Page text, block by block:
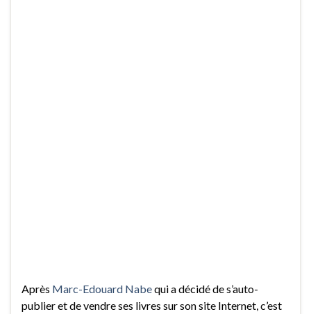
Après Marc-Edouard Nabequi a décidé de s’auto-
publier et de vendre ses livres sur son site Internet, c’est